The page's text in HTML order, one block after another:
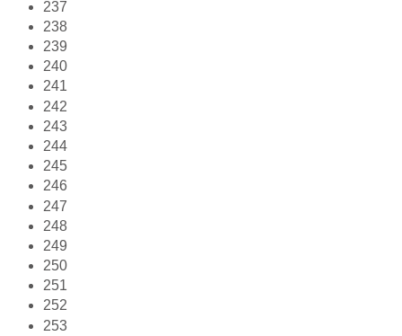
237
238
239
240
241
242
243
244
245
246
247
248
249
250
251
252
253